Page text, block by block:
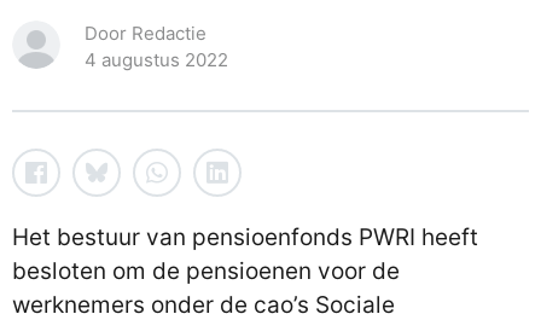
Door Redactie
4 augustus 2022
Het bestuur van pensioenfonds PWRI heeft
besloten om de pensioenen voor de
werknemers onder de cao’s Sociale